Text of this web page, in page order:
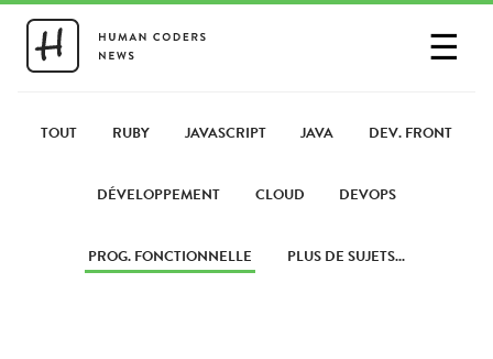
☰
PARTAGER UN LIEN
TOUT RUBY JAVASCRIPT JAVA DEV. FRONT
DÉVELOPPEMENT CLOUD DEVOPS
PROG. FONCTIONNELLE PLUS DE SUJETS...